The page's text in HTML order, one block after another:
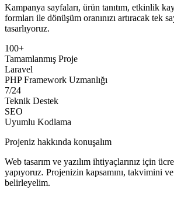
Kampanya sayfaları, ürün tanıtım, etkinlik
formları ile dönüşüm oranınızı artıracak tek
tasarlıyoruz.
100+
Tamamlanmış Proje
Laravel
PHP Framework Uzmanlığı
7/24
Teknik Destek
SEO
Uyumlu Kodlama
Projeniz hakkında konuşalım
Web tasarım ve yazılım ihtiyaçlarınız için
yapıyoruz. Projenizin kapsamını, takvimini
belirleyelim.